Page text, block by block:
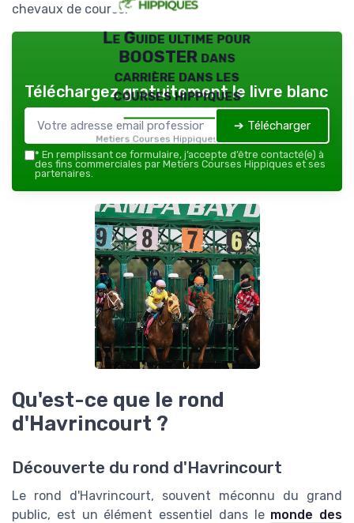
chevaux de course.
Le Guide ultime pour
BOOSTER dans
carrière dans les
courses hippiques
Metiers Courses Hippiques — 2026
Téléchargez gratuitement le livre blanc
➔ Télécharger
* En remplissant ce formulaire, j’accepte d’être contacté(e) à
des fins commerciales par Metiers Courses Hippiques et ses
partenaires.
Qu'est-ce que le rond
d'Havrincourt ?
Découverte du rond d'Havrincourt
Le rond d'Havrincourt, souvent méconnu du grand
public, est un élément essentiel dans le monde des